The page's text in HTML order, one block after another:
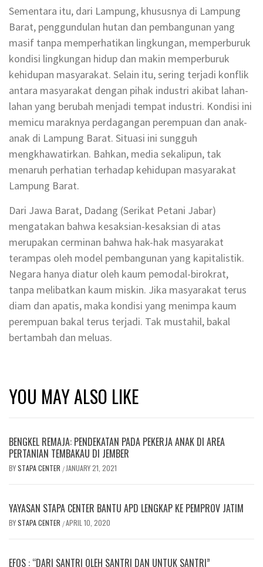
Sementara itu, dari Lampung, khususnya di Lampung
Barat, penggundulan hutan dan pembangunan yang
masif tanpa memperhatikan lingkungan, memperburuk
kondisi lingkungan hidup dan makin memperburuk
kehidupan masyarakat. Selain itu, sering terjadi konflik
antara masyarakat dengan pihak industri akibat lahan-
lahan yang berubah menjadi tempat industri. Kondisi ini
memicu maraknya perdagangan perempuan dan anak-
anak di Lampung Barat. Situasi ini sungguh
mengkhawatirkan. Bahkan, media sekalipun, tak
menaruh perhatian terhadap kehidupan masyarakat
Lampung Barat.
Dari Jawa Barat, Dadang (Serikat Petani Jabar)
mengatakan bahwa kesaksian-kesaksian di atas
merupakan cerminan bahwa hak-hak masyarakat
terampas oleh model pembangunan yang kapitalistik.
Negara hanya diatur oleh kaum pemodal-birokrat,
tanpa melibatkan kaum miskin. Jika masyarakat terus
diam dan apatis, maka kondisi yang menimpa kaum
perempuan bakal terus terjadi. Tak mustahil, bakal
bertambah dan meluas.
YOU MAY ALSO LIKE
BENGKEL REMAJA: PENDEKATAN PADA PEKERJA ANAK DI AREA
PERTANIAN TEMBAKAU DI JEMBER
BYSTAPA CENTER / JANUARY 21, 2021
YAYASAN STAPA CENTER BANTU APD LENGKAP KE PEMPROV JATIM
BYSTAPA CENTER /APRIL 10, 2020
EFOS : “DARI SANTRI OLEH SANTRI DAN UNTUK SANTRI”